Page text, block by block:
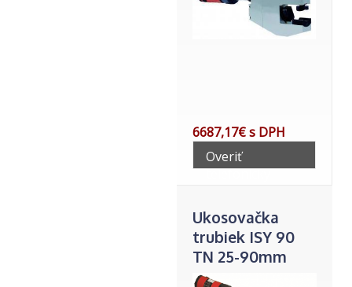
6687,17€ s DPH
Overiť
telefonicky
Ukosovačka
trubiek ISY 90
TN 25-90mm
vnútor.